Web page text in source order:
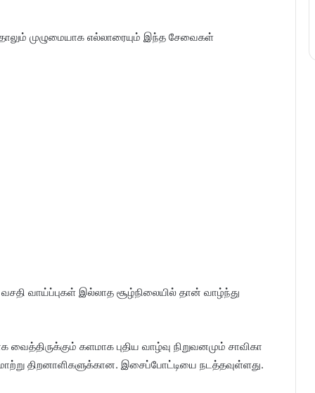
முழுமையாக எல்லாரையும் இந்த சேவைகள்
வாய்ப்புகள் இல்லாத சூழ்நிலையில் தான் வாழ்ந்து
களமாக புதிய வாழ்வு நிறுவனமும் சாவிகா
திறனாளிகளுக்கான. இசைப்போட்டியை நடத்தவுள்ளது.